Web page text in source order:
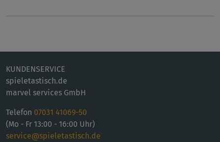
KUNDENSERVICE
spieletastisch.de
marvel services GmbH
Telefon 07031 41069-50
(Mo - Fr 13:00 - 16:00 Uhr)
service@spieletastisch.de